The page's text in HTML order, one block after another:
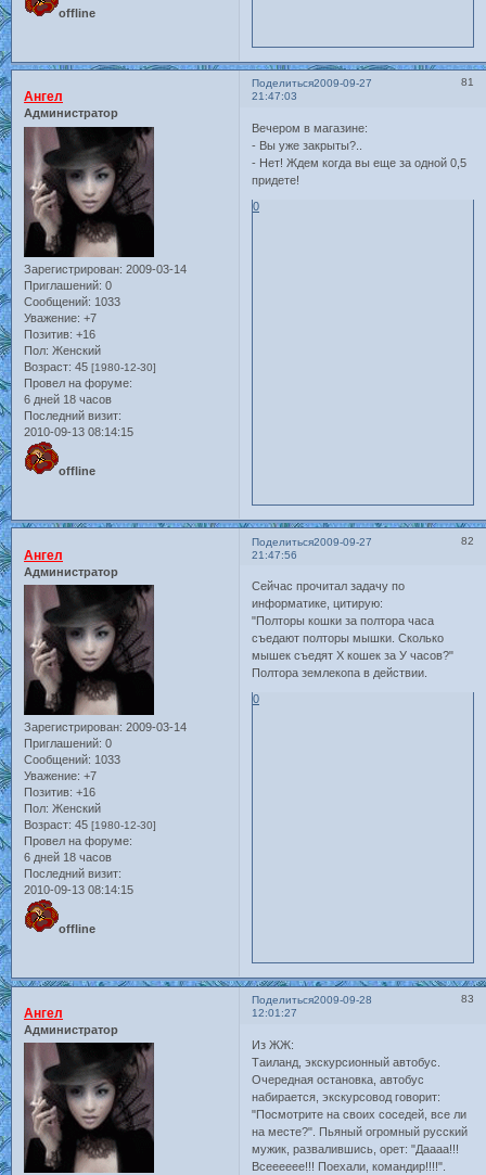
offline
Поделиться 81
2009-09-27
21:47:03
Ангел
Администратор
Зарегистрирован: 2009-03-14
Приглашений: 0
Сообщений: 1033
Уважение: +7
Позитив: +16
Пол: Женский
Возраст: 45 [1980-12-30]
Провел на форуме:
6 дней 18 часов
Последний визит:
2010-09-13 08:14:15
offline
Вечером в магазине:
- Вы уже закрыты?..
- Нет! Ждем когда вы еще за одной 0,5
придете!
0
Поделиться 82
2009-09-27
21:47:56
Ангел
Администратор
Зарегистрирован: 2009-03-14
Приглашений: 0
Сообщений: 1033
Уважение: +7
Позитив: +16
Пол: Женский
Возраст: 45 [1980-12-30]
Провел на форуме:
6 дней 18 часов
Последний визит:
2010-09-13 08:14:15
offline
Сейчас прочитал задачу по
информатике, цитирую:
"Полторы кошки за полтора часа
съедают полторы мышки. Сколько
мышек съедят Х кошек за У часов?"
Полтора землекопа в действии.
0
Поделиться 83
2009-09-28
12:01:27
Ангел
Администратор
Из ЖЖ:
Таиланд, экскурсионный автобус.
Очередная остановка, автобус
набирается, экскурсовод говорит:
"Посмотрите на своих соседей, все ли
на месте?". Пьяный огромный русский
мужик, развалившись, орет: "Даааа!!!
Всееееее!!! Поехали, командир!!!!".